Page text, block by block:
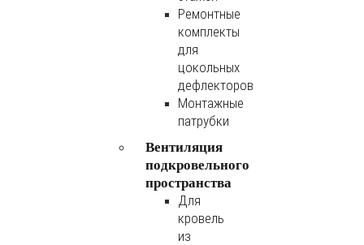
Ремонтные
комплекты
для
цокольных
дефлекторов
Монтажные
патрубки
Вентиляция
подкровельного
пространства
Для
кровель
из